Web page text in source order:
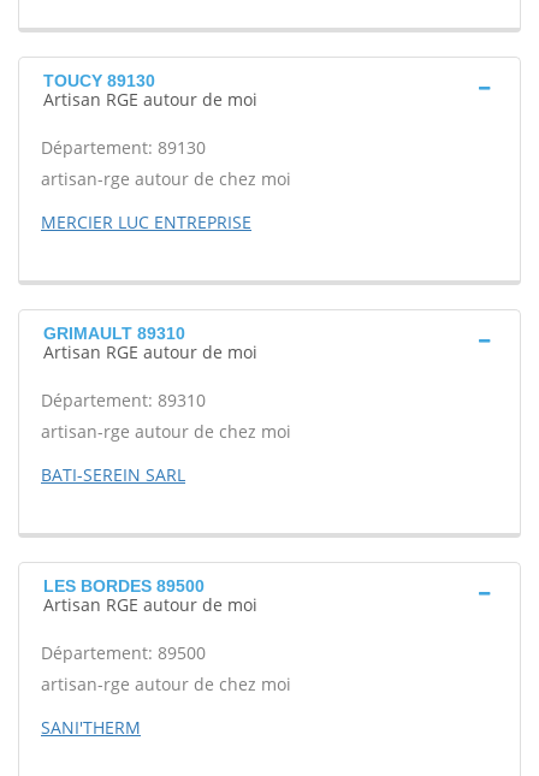
TOUCY 89130
Artisan RGE autour de moi
Département: 89130
artisan-rge autour de chez moi
MERCIER LUC ENTREPRISE
GRIMAULT 89310
Artisan RGE autour de moi
Département: 89310
artisan-rge autour de chez moi
BATI-SEREIN SARL
LES BORDES 89500
Artisan RGE autour de moi
Département: 89500
artisan-rge autour de chez moi
SANI'THERM